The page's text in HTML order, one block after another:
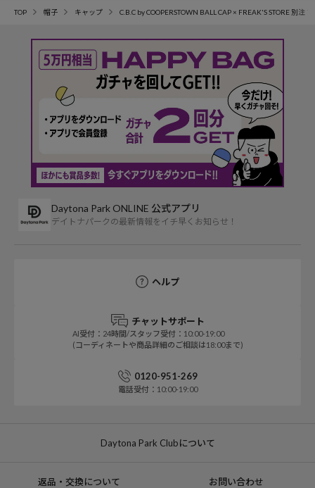
TOP 帽子 キャップ C.B.C by COOPERSTOWN BALL CAP × FREAK'S STORE 別注
Daytona Park ONLINE 公式アプリ
デイトナパークの最新情報をイチ早くお知らせ！
ヘルプ
チャットサポート
AI受付：24時間/スタッフ受付：10:00-19:00
(コーディネートや商品詳細のご相談は18:00まで)
0120-951-269
電話受付：10:00-19:00
Daytona Park Clubについて
返品・交換について お問い合わせ